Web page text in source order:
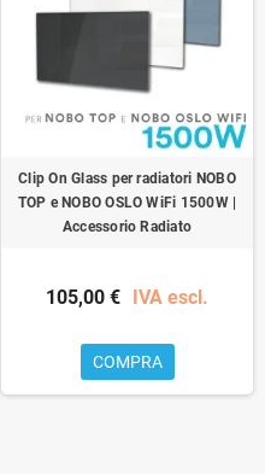
Clip On Glass per radiatori NOBO
TOP e NOBO OSLO WiFi 1500W |
Accessorio Radiato
105,00 € IVA escl.
COMPRA